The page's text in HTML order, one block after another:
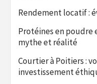
Rendement locatif :
Protéines en poudre
mythe et réalité
Courtier à Poitiers :
investissement